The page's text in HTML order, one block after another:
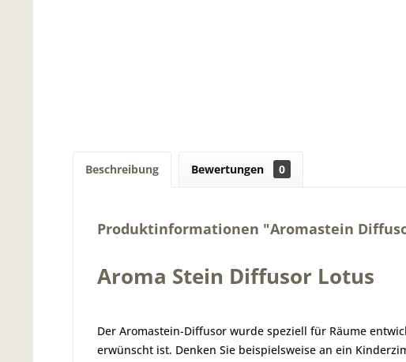
Beschreibung Bewertungen 0
Produktinformationen "Aromastein
Aroma Stein Diffusor Lotus
Der Aromastein-Diffusor wurde speziell für Räume
erwünscht ist. Denken Sie beispielsweise an ein